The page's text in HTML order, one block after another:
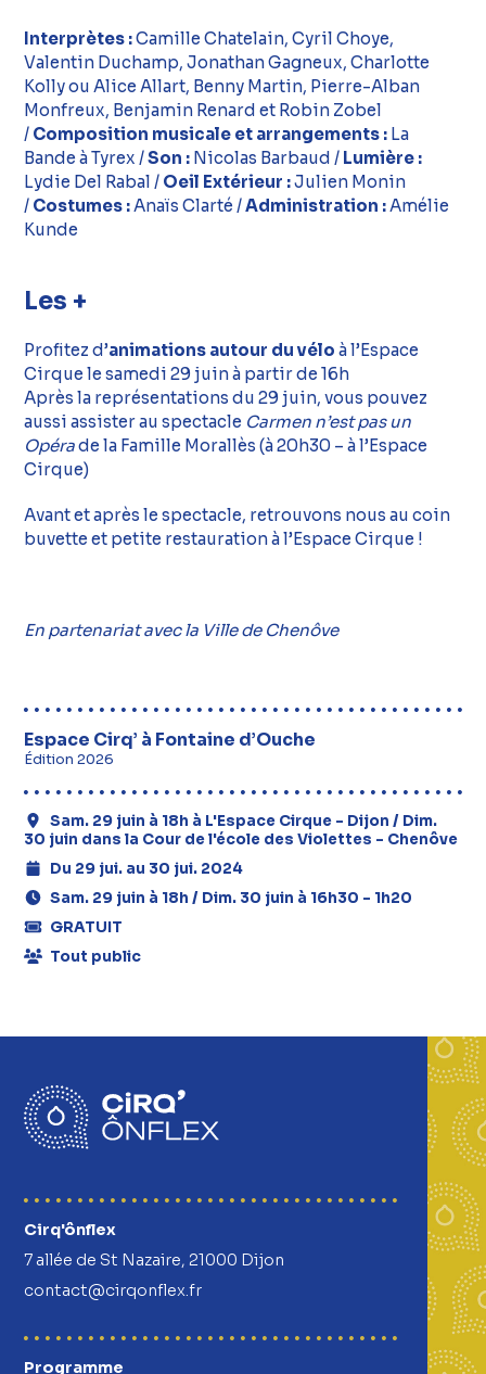
Interprètes :Camille Chatelain, Cyril Choye,
Valentin Duchamp, Jonathan Gagneux, Charlotte
Kolly ou Alice Allart, Benny Martin, Pierre-Alban
Monfreux, Benjamin Renard et Robin Zobel
/ Composition musicale et arrangements : La
Bande à Tyrex /Son : Nicolas Barbaud / Lumière :
Lydie Del Rabal / Oeil Extérieur :Julien Monin
/ Costumes :Anaïs Clarté /Administration :Amélie
Kunde
Les +
Profitez d’animations autour du vélo à l’Espace
Cirque le samedi 29 juin à partir de 16h
Après la représentations du 29 juin, vous pouvez
aussi assister au spectacle Carmen n’est pas un
Opérade la Famille Morallès (à 20h30 – à l’Espace
Cirque)
Avant et après le spectacle, retrouvons nous au coin
buvette et petite restauration à l’Espace Cirque !
En partenariat avec la Ville de Chenôve
Espace Cirq’ à Fontaine d’Ouche
Édition 2026
Sam. 29 juin à 18h à L'Espace Cirque - Dijon / Dim.
30 juin dans la Cour de l'école des Violettes - Chenôve
Du 29 jui. au 30 jui. 2024
Sam. 29 juin à 18h / Dim. 30 juin à 16h30 - 1h20
GRATUIT
Tout public
Cirq'ônflex
7 allée de St Nazaire, 21000 Dijon
contact@cirqonflex.fr
Programme